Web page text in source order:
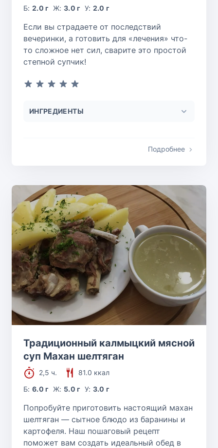
Б:2.0 г Ж: 3.0 г У: 2.0 г
Если вы страдаете от последствий
вечеринки, а готовить для «лечения» что-
то сложное нет сил, сварите это простой
степной супчик!
ИНГРЕДИЕНТЫ
Подробнее
Традиционный калмыцкий мясной
суп Махан шелтяган
2,5 ч.
81.0 ккал
Б:6.0 г Ж: 5.0 г У: 3.0 г
Попробуйте приготовить настоящий махан
шелтяган — сытное блюдо из баранины и
картофеля. Наш пошаговый рецепт
поможет вам создать идеальный обед в